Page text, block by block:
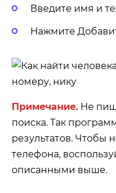
Введите имя и
Нажмите
Примечание. Не
поиска. Так
результатов. Чтобы
телефона,
описанными выше.